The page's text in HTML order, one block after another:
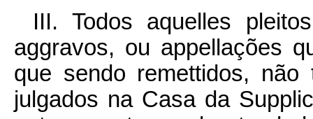
III. Todos aquelles
aggravos, ou appellações
que sendo remettidos,
julgados na Casa da